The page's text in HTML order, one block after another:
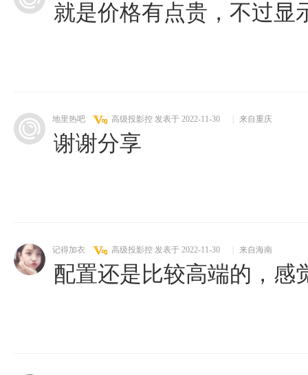
就是价格有点贵，不过显
地里热吧 高级投影控 发表于 2022-11-30 来自重庆
谢谢分享
记得加衣 高级投影控 发表于 2022-11-30 来自海南
配置还是比较高端的，感